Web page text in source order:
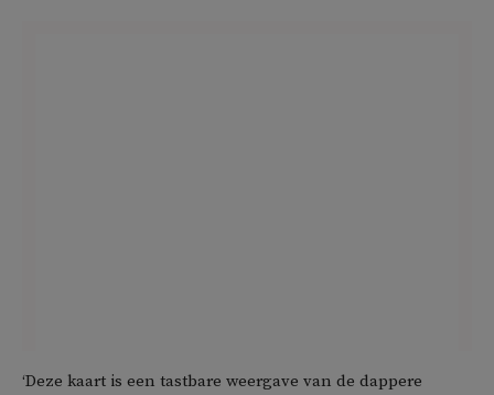
‘Deze kaart is een tastbare weergave van de dappere